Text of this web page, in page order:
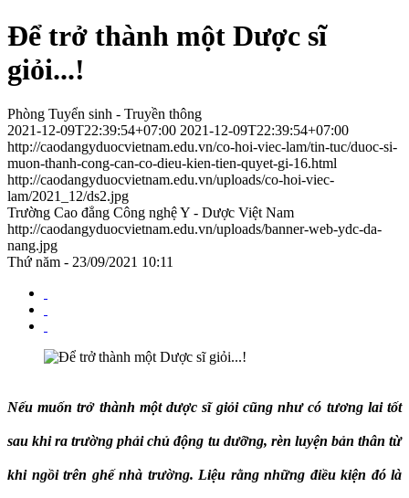
Để trở thành một Dược sĩ
giỏi...!
Phòng Tuyển sinh - Truyền thông
2021-12-09T22:39:54+07:00 2021-12-09T22:39:54+07:00
http://caodangyduocvietnam.edu.vn/co-hoi-viec-lam/tin-tuc/duoc-si-
muon-thanh-cong-can-co-dieu-kien-tien-quyet-gi-16.html
http://caodangyduocvietnam.edu.vn/uploads/co-hoi-viec-
lam/2021_12/ds2.jpg
Trường Cao đẳng Công nghệ Y - Dược Việt Nam
http://caodangyduocvietnam.edu.vn/uploads/banner-web-ydc-da-
nang.jpg
Thứ năm - 23/09/2021 10:11
Nếu muốn trở thành một dược sĩ giỏi cũng như có tương lai tốt
sau khi ra trường phải chủ động tu dưỡng, rèn luyện bản thân từ
khi ngồi trên ghế nhà trường. Liệu rằng những điều kiện đó là